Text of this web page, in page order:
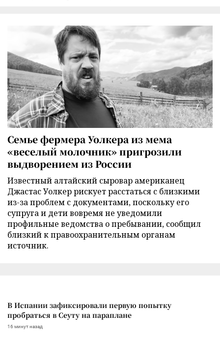
Семье фермера Уолкера из мема
«веселый молочник» пригрозили
выдворением из России
Известный алтайский сыровар американец
Джастас Уолкер рискует расстаться с близкими
из-за проблем с документами, поскольку его
супруга и дети вовремя не уведомили
профильные ведомства о пребывании, сообщил
близкий к правоохранительным органам
источник.
В Испании зафиксировали первую попытку
пробраться в Сеуту на параплане
16 минут назад